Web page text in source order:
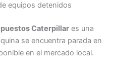
equipos detenidos
Caterpillar es una
se encuentra parada en
en el mercado local.